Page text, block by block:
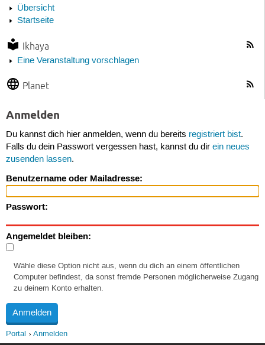
Übersicht
Startseite
Ikhaya
Eine Veranstaltung vorschlagen
Planet
Anmelden
Du kannst dich hier anmelden, wenn du bereits registriert bist.
Falls du dein Passwort vergessen hast, kannst du dir ein neues
zusenden lassen.
Benutzername oder Mailadresse:
Passwort:
Angemeldet bleiben:
Wähle diese Option nicht aus, wenn du dich an einem öffentlichen
Computer befindest, da sonst fremde Personen möglicherweise Zugang
zu deinem Konto erhalten.
Portal Anmelden